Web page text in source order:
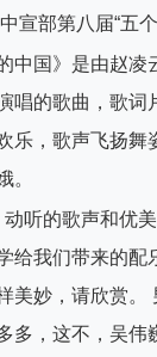
宣部第八届“五个
中国》是由赵凌
唱的歌曲，歌词
乐，歌声飞扬舞
。
动听的歌声和优
给我们带来的配
美妙，请欣赏。
多，这不，吴伟